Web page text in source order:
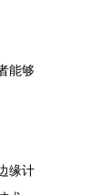
能够
缘计